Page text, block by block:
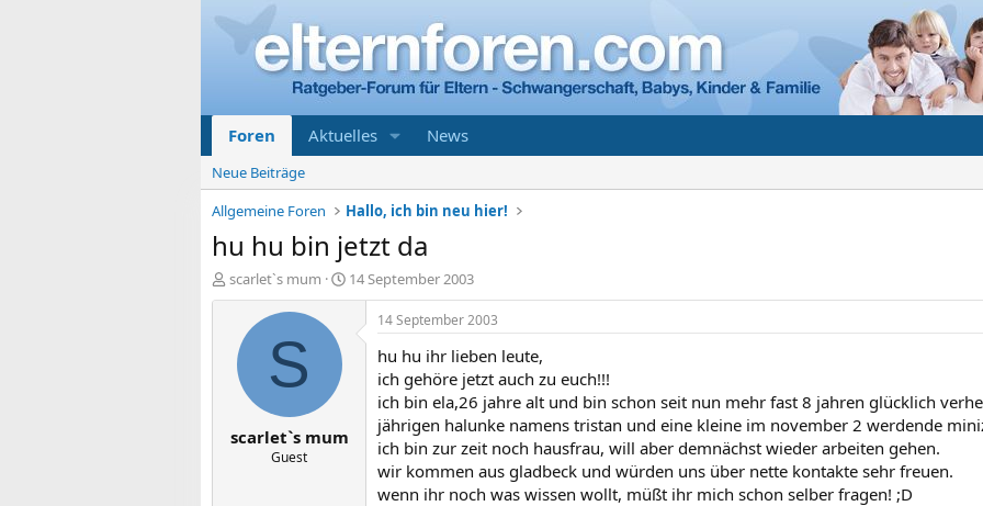
Foren Aktuelles News
Neue Beiträge
Allgemeine Foren
Hallo, ich bin neu hier!
hu hu bin jetzt da
E
r
r
scarlet`s mum
E
r
14 September 2003
S
scarlet`s mum
Guest
14 September 2003
hu hu ihr lieben leute,
ich gehöre jetzt auch zu euch!!!
ich bin ela,26 jahre alt und bin schon seit nun mehr fast 8 jahren glücklich
jährigen halunke namens tristan und eine kleine im november 2 werdende
ich bin zur zeit noch hausfrau, will aber demnächst wieder arbeiten gehen.
wir kommen aus gladbeck und würden uns über nette kontakte sehr freuen.
wenn ihr noch was wissen wollt, müßt ihr mich schon selber fragen! ;D